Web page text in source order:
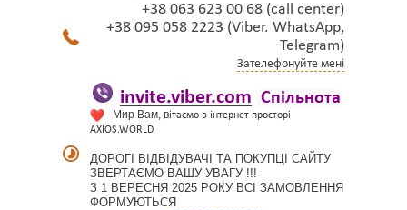
+38 063 623 00 68 (call center)
+38 095 058 2223 (Viber. WhatsApp,
Telegram)
Зателефонуйте мені
invite.viber.com Спільнота
Мир Вам, вітаємо в інтернет просторі
AXIOS.WORLD
ДОРОГІ ВІДВІДУВАЧІ ТА ПОКУПЦІ САЙТУ
ЗВЕРТАЄМО ВАШУ УВАГУ !!!
З 1 ВЕРЕСНЯ 2025 РОКУ ВСІ ЗАМОВЛЕННЯ
ФОРМУЮТЬСЯ